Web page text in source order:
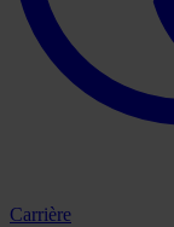
Carrière